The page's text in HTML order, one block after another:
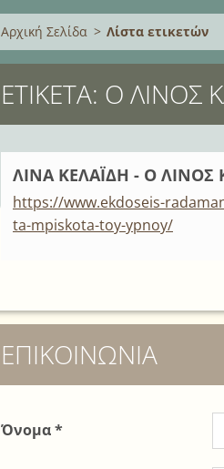
Αρχική Σελίδα > Λίστα ετικετών
ΕΤΙΚΈΤΑ: Ο ΛΊΝΟΣ
ΛΙΝΑ ΚΕΛΑΪΔΗ - Ο
https://www.ekdoseis-
ta-mpiskota-toy-ypnoy/
ΕΠΙΚΟΙΝΩΝΊΑ
Όνομα *